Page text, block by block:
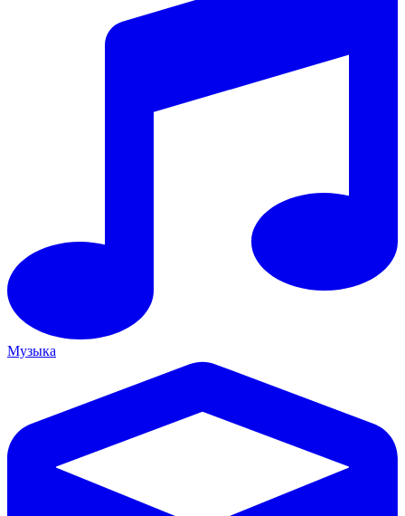
Музыка